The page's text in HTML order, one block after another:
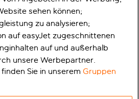
sehen können;
zu analysieren;
auf easyJet zugeschnittenen
auf und außerhalb
unsere Werbepartner.
Sie in unseremGruppen